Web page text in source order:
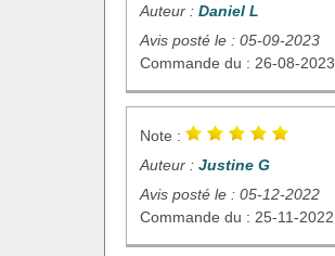
Auteur : Daniel L
Avis posté le : 05-09-2023
Commande du : 26-08-2023
Note :
Auteur : Justine G
Avis posté le : 05-12-2022
Commande du : 25-11-2022